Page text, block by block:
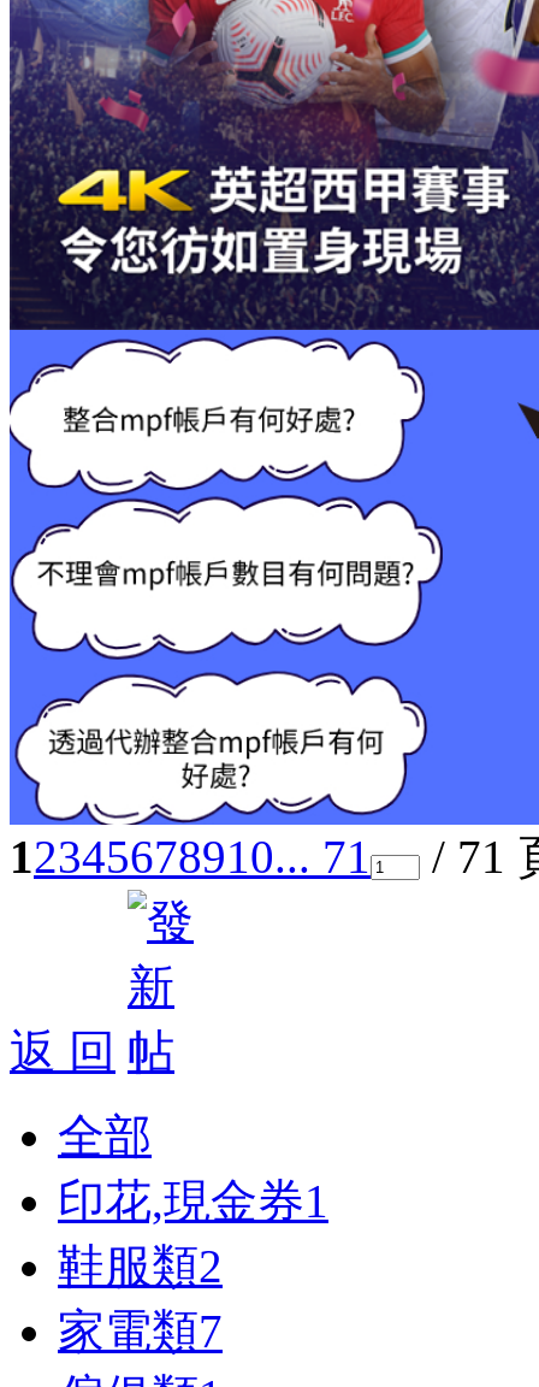
12345678910... 71 / 71
返 回
全部
印花,現金券1
鞋服類2
家電類7